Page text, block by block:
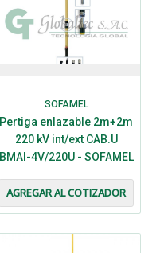
SOFAMEL
Pertiga enlazable 2m+2m
220 kV int/ext CAB.U
BMAI-4V/220U - SOFAMEL
AGREGAR AL COTIZADOR